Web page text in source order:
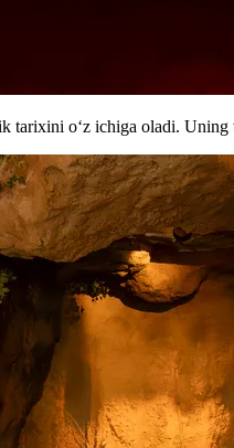
oʻz ichiga oladi.